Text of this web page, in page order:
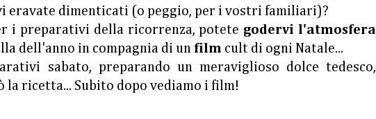
eravate dimenticati (o peggio, per i vostri familiari)?
i preparativi della ricorrenza, potete godervi l'atmosfera
dell'anno in compagnia di un film cult di ogni Natale...
sabato, preparando un meraviglioso dolce tedesco,
la ricetta... Subito dopo vediamo i film!